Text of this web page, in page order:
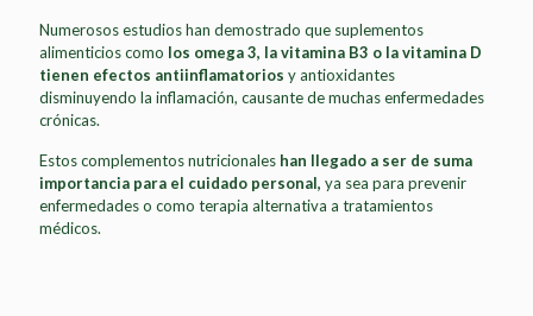
Numerosos estudios han demostrado que suplementos
alimenticios como los omega 3, la vitamina B3 o la vitamina D
tienen efectos antiinflamatorios y antioxidantes
disminuyendo la inflamación, causante de muchas enfermedades
crónicas.
Estos complementos nutricionales han llegado a ser de suma
importancia para el cuidado personal, ya sea para prevenir
enfermedades o como terapia alternativa a tratamientos
médicos.